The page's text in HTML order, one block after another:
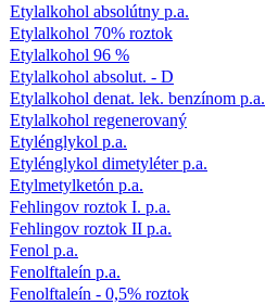
Etylalkohol absolútny p.a.
Etylalkohol 70% roztok
Etylalkohol 96 %
Etylalkohol absolut. - D
Etylalkohol denat. lek. benzínom p.a.
Etylalkohol regenerovaný
Etylénglykol p.a.
Etylénglykol dimetyléter p.a.
Etylmetylketón p.a.
Fehlingov roztok I. p.a.
Fehlingov roztok II p.a.
Fenol p.a.
Fenolftaleín p.a.
Fenolftaleín - 0,5% roztok